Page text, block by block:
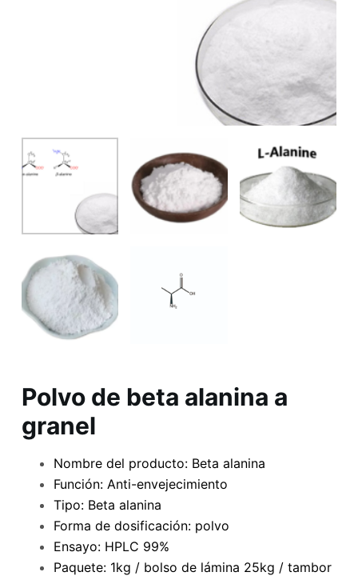
Polvo de beta alanina a
granel
Nombre del producto: Beta alanina
Función: Anti-envejecimiento
Tipo: Beta alanina
Forma de dosificación: polvo
Ensayo: HPLC 99%
Paquete: 1kg / bolso de lámina 25kg / tambor